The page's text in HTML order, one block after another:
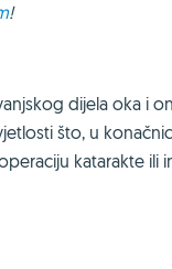
!
dijela oka i
što, u
katarakte